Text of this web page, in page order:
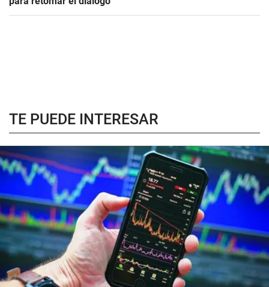
TE PUEDE INTERESAR